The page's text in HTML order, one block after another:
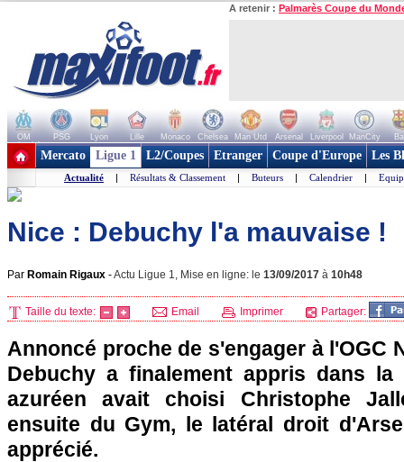
A retenir : Palmarès Coupe du
OM PSG Lyon Lille Monaco Chelsea Man Utd Arsenal Liverpool ManCity
+ de clubs
Mercato Ligue 1 L2/Coupes Etranger Coupe d'Europe Les
Actualité | Résultats & Classement | Buteurs | Calendrier |
Nice : Debuchy l'a mauvaise !
Par Romain Rigaux -Actu Ligue 1, Mise en ligne: le 13/09/2017 à 10h48
Taille du texte: Email Imprimer Partager:
Annoncé proche de s'engager à l'OGC
Debuchy a finalement appris dans
azuréen avait choisi Christophe
ensuite du Gym, le latéral droit
apprécié.